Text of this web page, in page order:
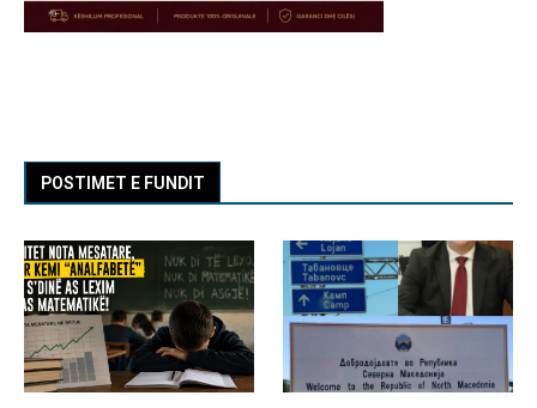
POSTIMET E FUNDIT